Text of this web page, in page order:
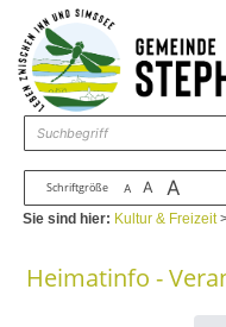
Zum Inhalt ,zur Navigation
Schriftgröße A A A
Sie sind hier: Kultur & Freizeit
Heimatinfo -